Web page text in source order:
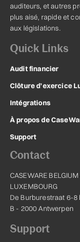
auditeurs, et autres
plus aisé, rapide et
aux législations.
Quick Links
Audit financier
Clôture d’exercice
Intégrations
À propos de
Support
Contact
CASEWARE
LUXEMBOURG
De Burburestraat 6-8
B - 2000 Antwerpen
Support